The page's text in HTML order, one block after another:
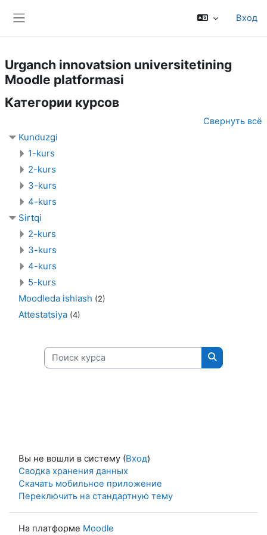
Вход
Urganch innovatsion universitetining
Moodle platformasi
Категории курсов
Свернуть всё
Kunduzgi
1-kurs
2-kurs
3-kurs
4-kurs
Sirtqi
2-kurs
3-kurs
4-kurs
5-kurs
Moodleda ishlash (2)
Attestatsiya (4)
Поиск курса
Поиск курса
Вы не вошли в систему (Вход)
Сводка хранения данных
Скачать мобильное приложение
Переключить на стандартную тему
На платформе Moodle